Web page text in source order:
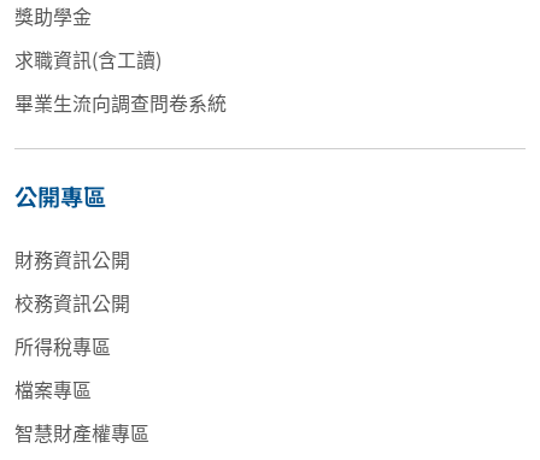
獎助學金
求職資訊(含工讀)
畢業生流向調查問卷系統
公開專區
財務資訊公開
校務資訊公開
所得稅專區
檔案專區
智慧財產權專區